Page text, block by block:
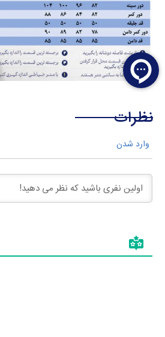
نظرات
وارد شدن